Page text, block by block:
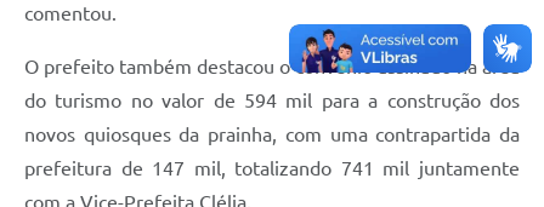
comentou.
O prefeito também destacou o convenio assinado na área
do turismo no valor de 594 mil para a construção dos
novos quiosques da prainha, com uma contrapartida da
prefeitura de 147 mil, totalizando 741 mil juntamente
com a Vice-Prefeita Clélia.